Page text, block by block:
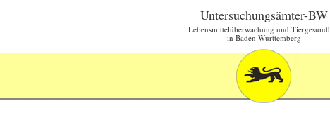
Untersuchungsämter-BW
Lebensmittelüberwachung und
in Baden-Württemberg